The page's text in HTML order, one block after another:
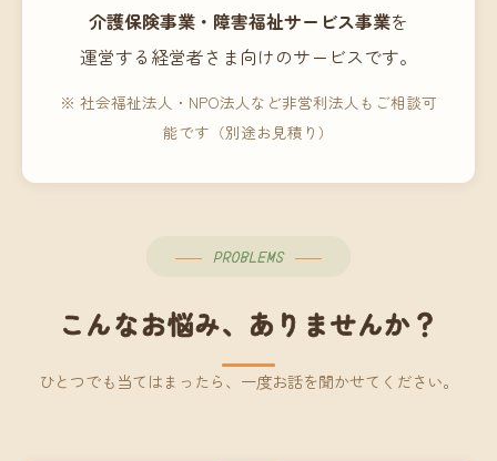
介護保険事業・障害福祉サービス事業を
運営する経営者さま向けのサービスです。
※ 社会福祉法人・NPO法人など非営利法人もご相談可
能です（別途お見積り）
PROBLEMS
こんなお悩み、ありませんか？
ひとつでも当てはまったら、一度お話を聞かせてください。